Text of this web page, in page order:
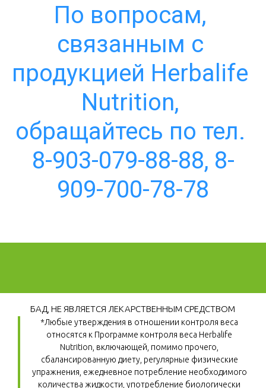
По вопросам,
связанным с
продукцией Herbalife
Nutrition,
обращайтесь по тел.
8-903-079-88-88, 8-
909-700-78-78
БАД, НЕ ЯВЛЯЕТСЯ ЛЕКАРСТВЕННЫМ СРЕДСТВОМ
*Любые утверждения в отношении контроля веса
относятся к Программе контроля веса Herbalife
Nutrition, включающей, помимо прочего,
сбалансированную диету, регулярные физические
упражнения, ежедневное потребление необходимого
количества жидкости, употребление биологически